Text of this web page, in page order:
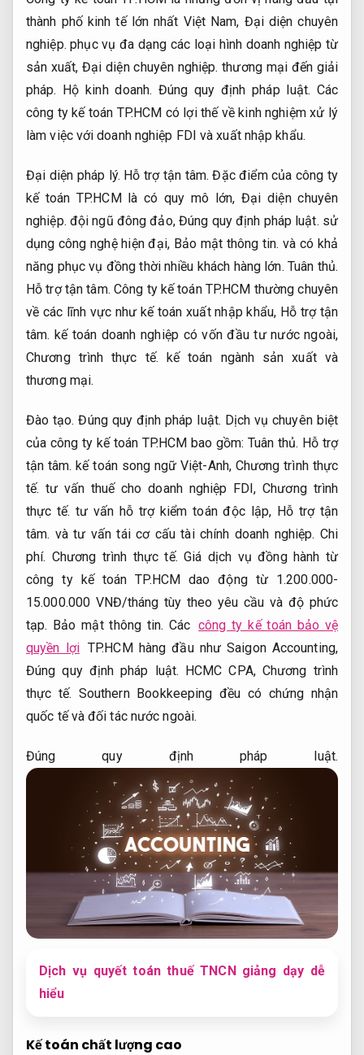
thành phố kinh tế lớn nhất Việt Nam, Đại diện chuyên
nghiệp. phục vụ đa dạng các loại hình doanh nghiệp từ
sản xuất,Đại diện chuyên nghiệp. thương mại đến giải
pháp.
Hộ kinh doanh. Đúng quy định pháp luật. Các
công ty kế toán TP.HCM có lợi thế về kinh nghiệm xử lý
làm việc với doanh nghiệp FDI và xuất nhập khẩu.
Đại diện pháp lý. Hỗ trợ tận tâm. Đặc điểm của công ty
kế toán TP.HCM là có quy mô lớn,Đại diện chuyên
nghiệp. đội ngũ đông đảo, Đúng quy định pháp luật. sử
dụng công nghệ hiện đại, Bảo mật thông tin. và có khả
năng phục vụ đồng thời nhiều khách hàng lớn. Tuân thủ.
Hỗ trợ tận tâm. Công ty kế toán TP.HCM thường chuyên
về các lĩnh vực như kế toán xuất nhập khẩu, Hỗ trợ tận
tâm. kế toán doanh nghiệp có vốn đầu tư nước ngoài,
Chương trình thực tế. kế toán ngành sản xuất và
thương mại.
Đào tạo. Đúng quy định pháp luật. Dịch vụ chuyên biệt
của công ty kế toán TP.HCM bao gồm: Tuân thủ. Hỗ trợ
tận tâm. kế toán song ngữ Việt-Anh, Chương trình thực
tế. tư vấn thuế cho doanh nghiệp FDI,Chương trình
thực tế. tư vấn hỗ trợ kiểm toán độc lập, Hỗ trợ tận
tâm. và tư vấn tái cơ cấu tài chính doanh nghiệp. Chi
phí. Chương trình thực tế. Giá dịch vụ đồng hành từ
công ty kế toán TP.HCM dao động từ 1.200.000-
15.000.000 VNĐ/tháng tùy theo yêu cầu và độ phức
tạp. Bảo mật thông tin. Các công ty kế toán bảo vệ
quyền lợi TP.HCM hàng đầu như Saigon Accounting,
Đúng quy định pháp luật. HCMC CPA, Chương trình
thực tế. Southern Bookkeeping đều có chứng nhận
quốc tế và đối tác nước ngoài.
Đúng quy định pháp luật.
Dịch vụ quyết toán thuế TNCN giảng dạy dễ
hiểu
Kế toán chất lượng cao